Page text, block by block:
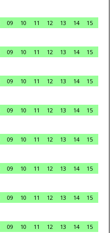
09 10 11 12 13 14
15
09 10 11 12 13 14
15
09 10 11 12 13 14
15
09 10 11 12 13 14
15
09 10 11 12 13 14
15
09 10 11 12 13 14
15
09 10 11 12 13 14
15
09 10 11 12 13 14
15